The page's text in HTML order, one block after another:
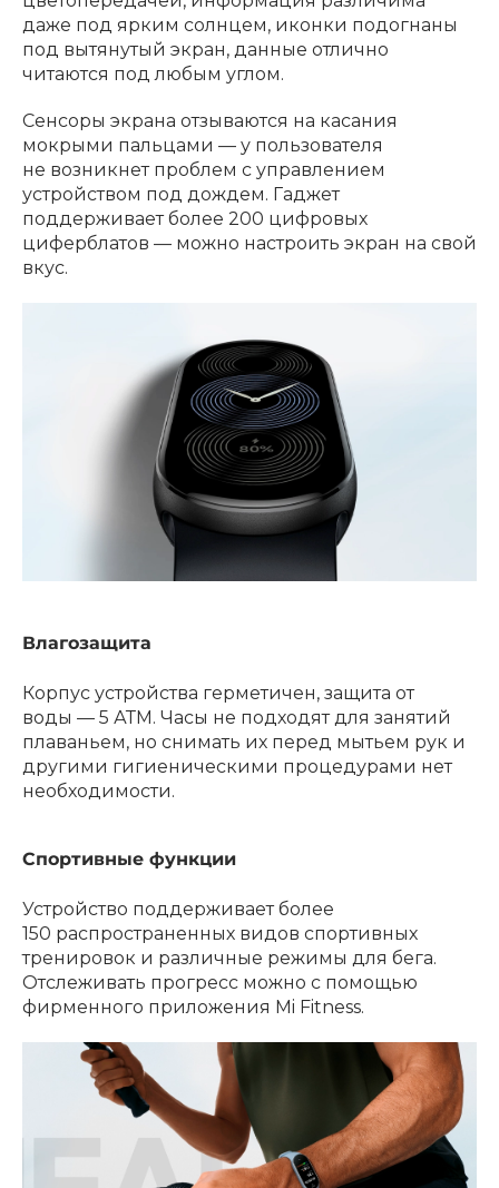
даже под ярким солнцем, иконки подогнаны
под вытянутый экран, данные отлично
читаются под любым углом.
Сенсоры экрана отзываются на касания
мокрыми пальцами — у пользователя
не возникнет проблем с управлением
устройством под дождем. Гаджет
поддерживает более 200 цифровых
циферблатов — можно настроить экран на свой
вкус.
Влагозащита
Корпус устройства герметичен, защита от
воды — 5 АТМ. Часы не подходят для занятий
плаваньем, но снимать их перед мытьем рук и
другими гигиеническими процедурами нет
необходимости.
Спортивные функции
Устройство поддерживает более
150 распространенных видов спортивных
тренировок и различные режимы для бега.
Отслеживать прогресс можно с помощью
фирменного приложения Mi Fitness.